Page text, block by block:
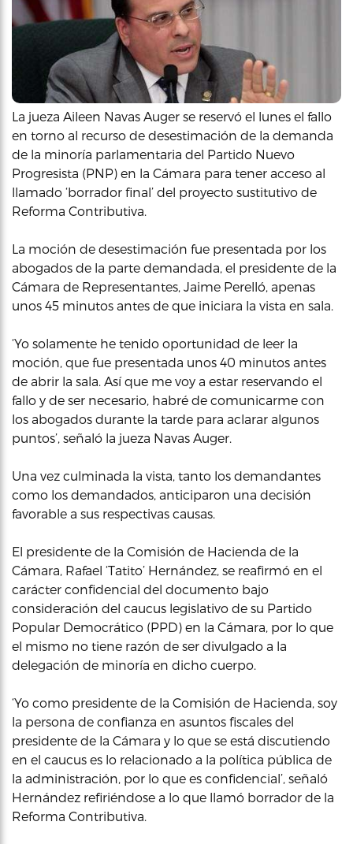
La jueza Aileen Navas Auger se reservó el lunes el fallo
en torno al recurso de desestimación de la demanda
de la minoría parlamentaria del Partido Nuevo
Progresista (PNP) en la Cámara para tener acceso al
llamado ‘borrador final’ del proyecto sustitutivo de
Reforma Contributiva.
La moción de desestimación fue presentada por los
abogados de la parte demandada, el presidente de la
Cámara de Representantes, Jaime Perelló, apenas
unos 45 minutos antes de que iniciara la vista en sala.
‘Yo solamente he tenido oportunidad de leer la
moción, que fue presentada unos 40 minutos antes
de abrir la sala. Así que me voy a estar reservando el
fallo y de ser necesario, habré de comunicarme con
los abogados durante la tarde para aclarar algunos
puntos’, señaló la jueza Navas Auger.
Una vez culminada la vista, tanto los demandantes
como los demandados, anticiparon una decisión
favorable a sus respectivas causas.
El presidente de la Comisión de Hacienda de la
Cámara, Rafael ‘Tatito’ Hernández, se reafirmó en el
carácter confidencial del documento bajo
consideración del caucus legislativo de su Partido
Popular Democrático (PPD) en la Cámara, por lo que
el mismo no tiene razón de ser divulgado a la
delegación de minoría en dicho cuerpo.
‘Yo como presidente de la Comisión de Hacienda, soy
la persona de confianza en asuntos fiscales del
presidente de la Cámara y lo que se está discutiendo
en el caucus es lo relacionado a la política pública de
la administración, por lo que es confidencial’, señaló
Hernández refiriéndose a lo que llamó borrador de la
Reforma Contributiva.